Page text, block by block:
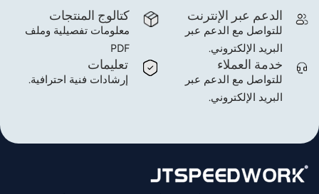
كتالوج المنتجات
معلومات تفصيلية وملف
PDF
الدعم عبر الإنترنت
للتواصل مع الدعم عبر
البريد الإلكتروني.
تعليمات
إرشادات فنية احترافية.
خدمة العملاء
للتواصل مع الدعم عبر
البريد الإلكتروني.